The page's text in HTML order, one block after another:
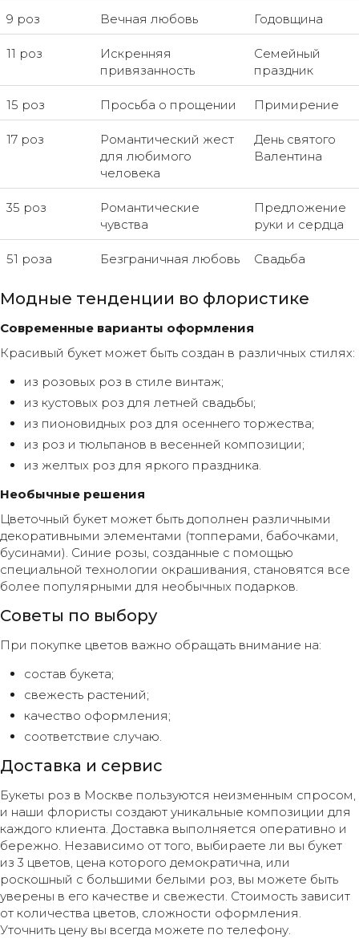
9 роз Вечная любовь Годовщина
11 роз
Искренняя
привязанность
Семейный
праздник
15 роз Просьба о прощении Примирение
17 роз
Романтический жест
для любимого
человека
День святого
Валентина
35 роз
Романтические
чувства
Предложение
руки и сердца
51 роза Безграничная любовь Свадьба
Модные тенденции во флористике
Современные варианты оформления
Красивый букет может быть создан в различных стилях:
из розовых роз в стиле винтаж;
из кустовых роз для летней свадьбы;
из пионовидных роз для осеннего торжества;
из роз и тюльпанов в весенней композиции;
из желтых роз для яркого праздника.
Необычные решения
Цветочный букет может быть дополнен различными
декоративными элементами (топперами, бабочками,
бусинами). Синие розы, созданные с помощью
специальной технологии окрашивания, становятся все
более популярными для необычных подарков.
Советы по выбору
При покупке цветов важно обращать внимание на:
состав букета;
свежесть растений;
качество оформления;
соответствие случаю.
Доставка и сервис
Букеты роз в Москве пользуются неизменным спросом,
и наши флористы создают уникальные композиции для
каждого клиента. Доставка выполняется оперативно и
бережно. Независимо от того, выбираете ли вы букет
из 3 цветов, цена которого демократична, или
роскошный с большими белыми роз, вы можете быть
уверены в его качестве и свежести. Стоимость зависит
от количества цветов, сложности оформления.
Уточнить цену вы всегда можете по телефону.